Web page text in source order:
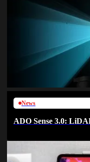
News
ADO Sense 3.0: